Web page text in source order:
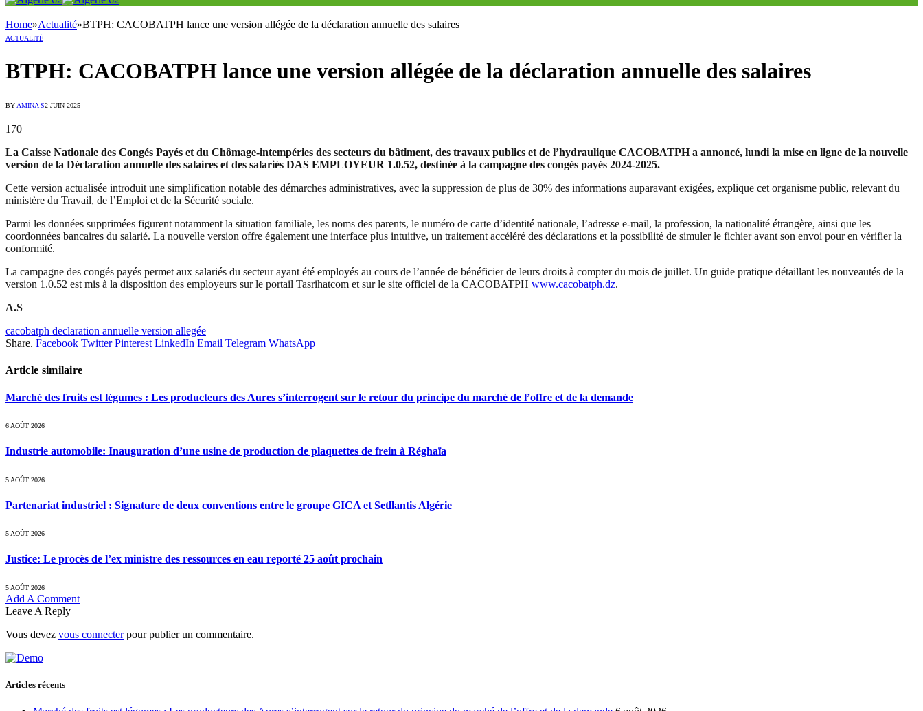
Home»Actualité»BTPH: CACOBATPH lance une version allégée de la déclaration annuelle des salaires
ACTUALITÉ
BTPH: CACOBATPH lance une version allégée de la déclaration annuelle des salaires
BYAMINA S2 JUIN 2025
170
La Caisse Nationale des Congés Payés et du Chômage-intempéries des secteurs du bâtiment, des travaux publics et de l’hydraulique CACOBATPH a annoncé, lundi la mise en ligne de la nouvelle
version de la Déclaration annuelle des salaires et des salariés DAS EMPLOYEUR 1.0.52, destinée à la campagne des congés payés 2024-2025.
Cette version actualisée introduit une simplification notable des démarches administratives, avec la suppression de plus de 30% des informations auparavant exigées, explique cet organisme public, relevant du
ministère du Travail, de l’Emploi et de la Sécurité sociale.
Parmi les données supprimées figurent notamment la situation familiale, les noms des parents, le numéro de carte d’identité nationale, l’adresse e-mail, la profession, la nationalité étrangère, ainsi que les
coordonnées bancaires du salarié. La nouvelle version offre également une interface plus intuitive, un traitement accéléré des déclarations et la possibilité de simuler le fichier avant son envoi pour en vérifier la
conformité.
La campagne des congés payés permet aux salariés du secteur ayant été employés au cours de l’année de bénéficier de leurs droits à compter du mois de juillet. Un guide pratique détaillant les nouveautés de la
version 1.0.52 est mis à la disposition des employeurs sur le portail Tasrihatcom et sur le site officiel de la CACOBATPH www.cacobatph.dz.
A.S
cacobatph declaration annuelle version allegée
Share. Facebook Twitter Pinterest LinkedIn Email Telegram WhatsApp
Article similaire
Marché des fruits est légumes : Les producteurs des Aures s’interrogent sur le retour du principe du marché de l’offre et de la demande
6 AOÛT 2026
Industrie automobile: Inauguration d’une usine de production de plaquettes de frein à Réghaïa
5 AOÛT 2026
Partenariat industriel : Signature de deux conventions entre le groupe GICA et Setllantis Algérie
5 AOÛT 2026
Justice: Le procès de l’ex ministre des ressources en eau reporté 25 août prochain
5 AOÛT 2026
Add A Comment
Leave A Reply
Vous devez vous connecterpour publier un commentaire.
Articles récents